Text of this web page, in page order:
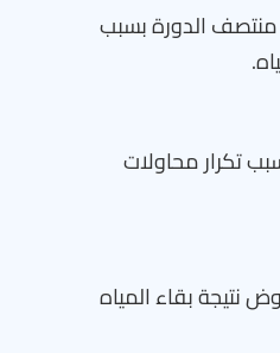
الدورة بسبب
تكرار محاولات
نتيجة بقاء المياه